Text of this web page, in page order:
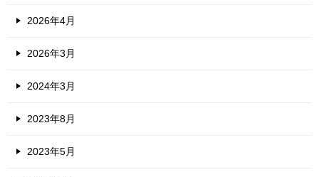
2026年4月
2026年3月
2024年3月
2023年8月
2023年5月